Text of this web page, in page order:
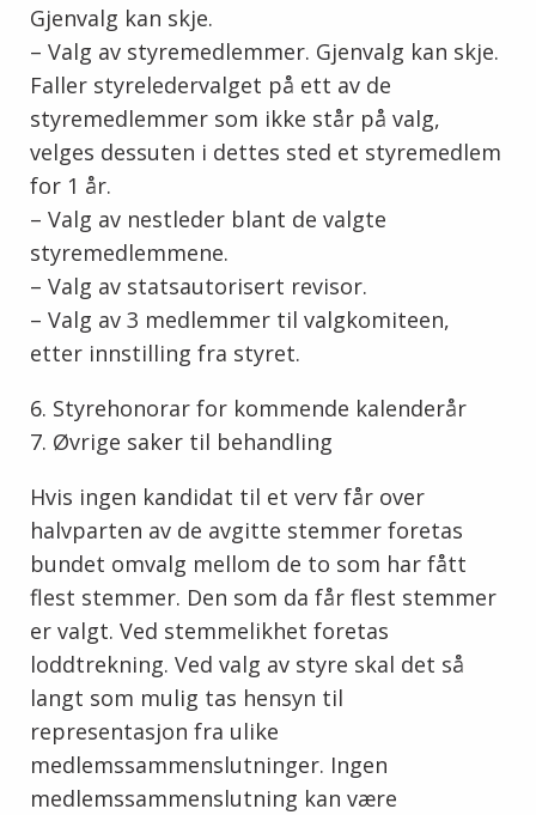
Gjenvalg kan skje.
– Valg av styremedlemmer. Gjenvalg kan skje.
Faller styreledervalget på ett av de
styremedlemmer som ikke står på valg,
velges dessuten i dettes sted et styremedlem
for 1 år.
– Valg av nestleder blant de valgte
styremedlemmene.
– Valg av statsautorisert revisor.
– Valg av 3 medlemmer til valgkomiteen,
etter innstilling fra styret.
6. Styrehonorar for kommende kalenderår
7. Øvrige saker til behandling
Hvis ingen kandidat til et verv får over
halvparten av de avgitte stemmer foretas
bundet omvalg mellom de to som har fått
flest stemmer. Den som da får flest stemmer
er valgt. Ved stemmelikhet foretas
loddtrekning. Ved valg av styre skal det så
langt som mulig tas hensyn til
representasjon fra ulike
medlemssammenslutninger. Ingen
medlemssammenslutning kan være